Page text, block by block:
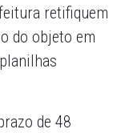
retifiquem
do objeto em
de 48